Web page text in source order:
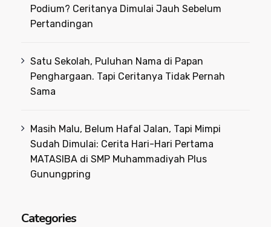
Podium? Ceritanya Dimulai Jauh Sebelum
Pertandingan
Satu Sekolah, Puluhan Nama di Papan
Penghargaan. Tapi Ceritanya Tidak Pernah
Sama
Masih Malu, Belum Hafal Jalan, Tapi Mimpi
Sudah Dimulai: Cerita Hari-Hari Pertama
MATASIBA di SMP Muhammadiyah Plus
Gunungpring
Categories